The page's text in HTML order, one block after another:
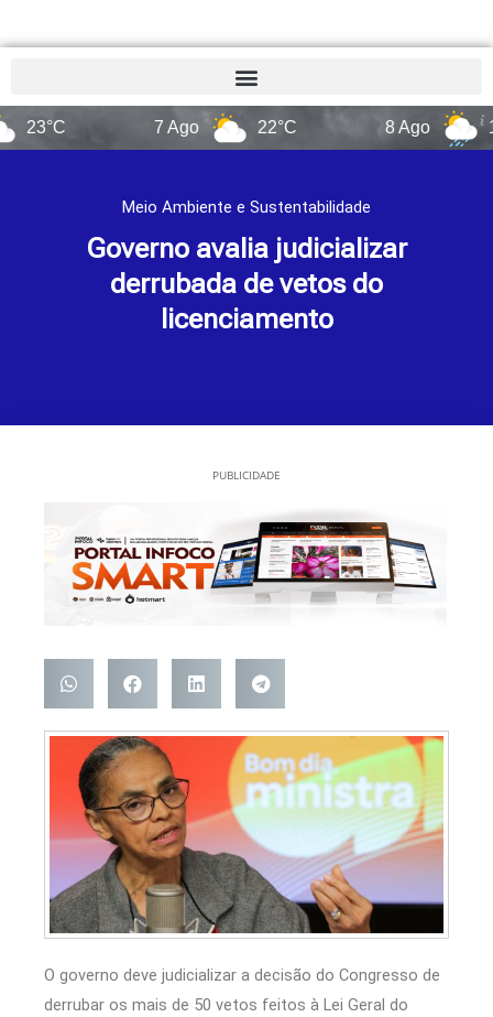
22°C 14°C
Meio Ambiente e Sustentabilidade
Governo avalia judicializar
derrubada de vetos do
licenciamento
PUBLICIDADE
O governo deve judicializar a decisão do Congresso de
derrubar os mais de 50 vetos feitos à Lei Geral do